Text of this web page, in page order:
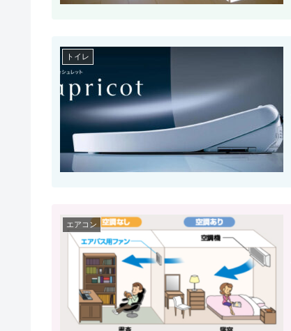
トイレ
エアコン